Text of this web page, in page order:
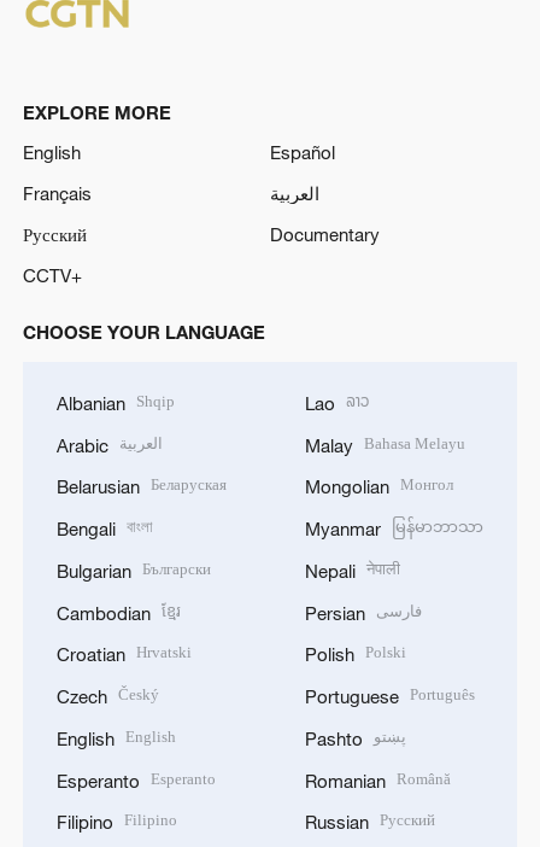
EXPLORE MORE
English
Español
Français
العربية
Русский
Documentary
CCTV+
CHOOSE YOUR LANGUAGE
Albanian Shqip
Arabic العربية
Belarusian Беларуская
Bengali বাংলা
Bulgarian Български
Cambodian ខ្មែរ
Croatian Hrvatski
Czech Český
English English
Esperanto Esperanto
Filipino Filipino
Lao ລາວ
Malay Bahasa Melayu
Mongolian Монгол
Myanmar မြန်မာဘာသာ
Nepali नेपाली
Persian فارسی
Polish Polski
Portuguese Português
Pashto پښتو
Romanian Română
Russian Русский